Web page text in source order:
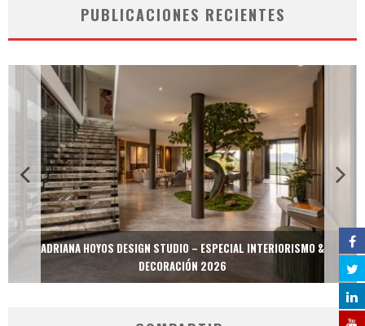
PUBLICACIONES RECIENTES
ADRIANA HOYOS DESIGN STUDIO – ESPECIAL INTERIORISMO &
DECORACIÓN 2026